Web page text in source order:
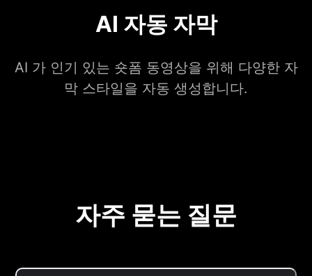
AI 자동 자막
AI 가 인기 있는 숏폼 동영상을 위해 다양한 자
막 스타일을 자동 생성합니다.
자주 묻는 질문